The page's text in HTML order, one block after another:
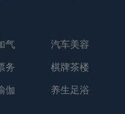
气
汽车美容
务
棋牌茶楼
伽
养生足浴